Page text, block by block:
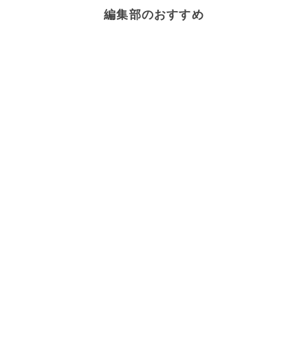
編集部のおすすめ